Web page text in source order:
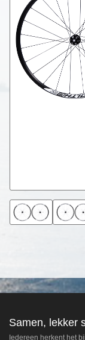
Samen, lekker
Iedereen herkent het